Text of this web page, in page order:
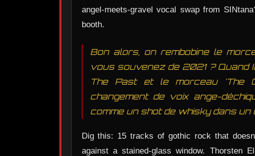
angel-meets-gravel vocal swap from
booth.
Bon alors, on rembobine le
vous souvenez de 2021 ? Quand
The Past et le morceau 'The
changement de voix ange-
comme un shot de whisky dans un
Dig this: 15 tracks of gothic rock that
against a stained-glass window. Thorsten